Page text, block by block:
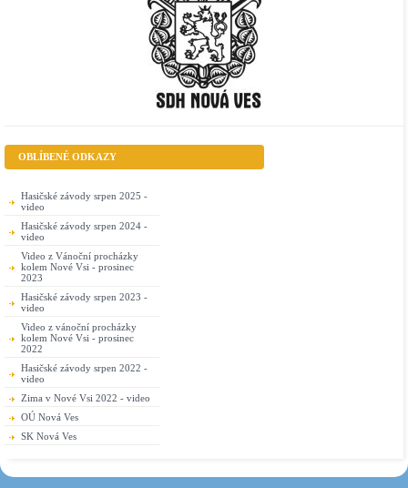
OBLÍBENÉ ODKAZY
Hasičské závody srpen 2025 -
video
Hasičské závody srpen 2024 -
video
Video z Vánoční procházky
kolem Nové Vsi - prosinec
2023
Hasičské závody srpen 2023 -
video
Video z vánoční procházky
kolem Nové Vsi - prosinec
2022
Hasičské závody srpen 2022 -
video
Zima v Nové Vsi 2022 - video
OÚ Nová Ves
SK Nová Ves